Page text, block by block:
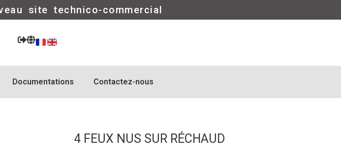
site technico-commercial
Documentations Contactez-nous
4 FEUX NUS SUR RÉCHAUD